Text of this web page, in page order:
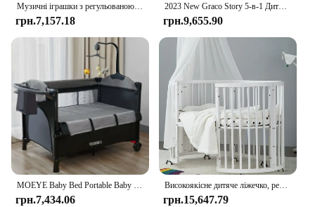
Музичні іграшки з регульованою висотою Дитяча люлька Ліжечко для новонароджених Дитяче багатофункціональне дитяче ліжечко Дитяче ліжечко Дитяче ліжко для сну біля ліжка
грн.7,157.18
2023 New Graco Story 5-в-1 Дитяче ліжечко-трансформер з ящиком, гальково-сірий
грн.9,655.90
грн.7,434.06
Високоякісне дитяче ліжечко, регульоване ліжечко з букового дерева, безкоштовна індивідуальна сучасна дерев’яна дитяча колиска для немовлят
грн.15,647.79